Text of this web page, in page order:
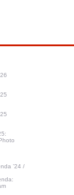
’24 /